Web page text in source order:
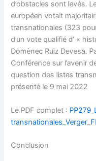
d’obstacles sont levés.
européen votait
transnationales (323
d’un vote qualifié d’ «
Domènec Ruiz Devesa.
Conférence sur l’avenir
question des listes
présenté le 9 mai 2022
Le PDF complet :
Conclusion